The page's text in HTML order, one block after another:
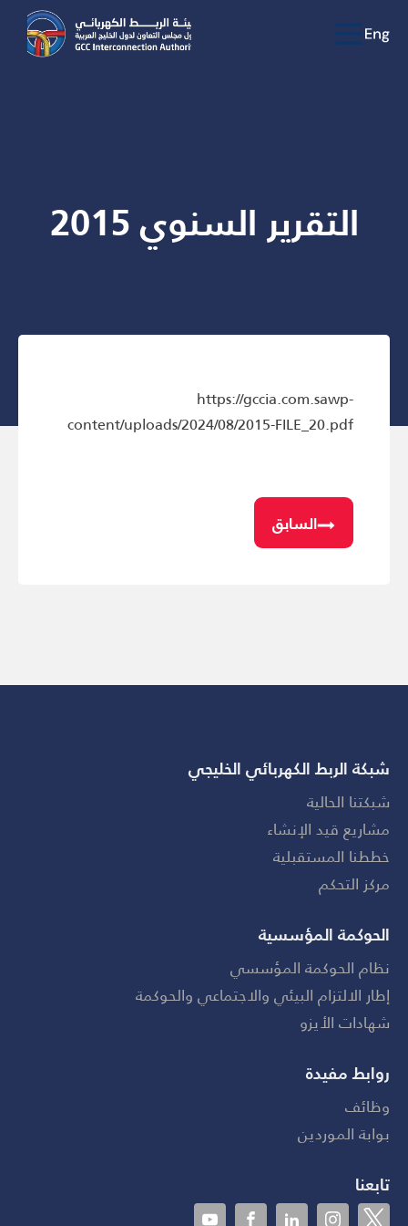
التقرير السنوي 2015
https://gccia.com.sawp-
content/uploads/2024/08/2015-FILE_20.pdf
السابق
شبكة الربط الكهربائي الخليجي
شبكتنا الحالية
مشاريع قيد الإنشاء
خططنا المستقبلية
مركز التحكم
الحوكمة المؤسسية
نظام الحوكمة المؤسسي
إطار الالتزام البيئي والاجتماعي والحوكمة
شهادات الأيزو
روابط مفيدة
وظائف
بوابة الموردين
تابعنا